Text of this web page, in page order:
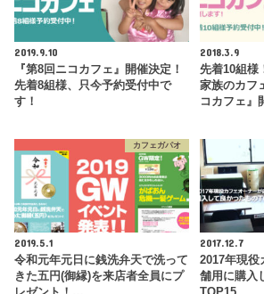
2019.9.10
『第8回ニコカフェ』開催決定！
先着8組様、只今予約受付中で
す！
2018.3.9
先着10組様
家族のカフ
コカフェ』
カフェガパオ
2019.5.1
令和元年元日に銭洗弁天で洗って
きた五円(御縁)を来店者全員にプ
2017.12.7
2017年現役
舗用に購入